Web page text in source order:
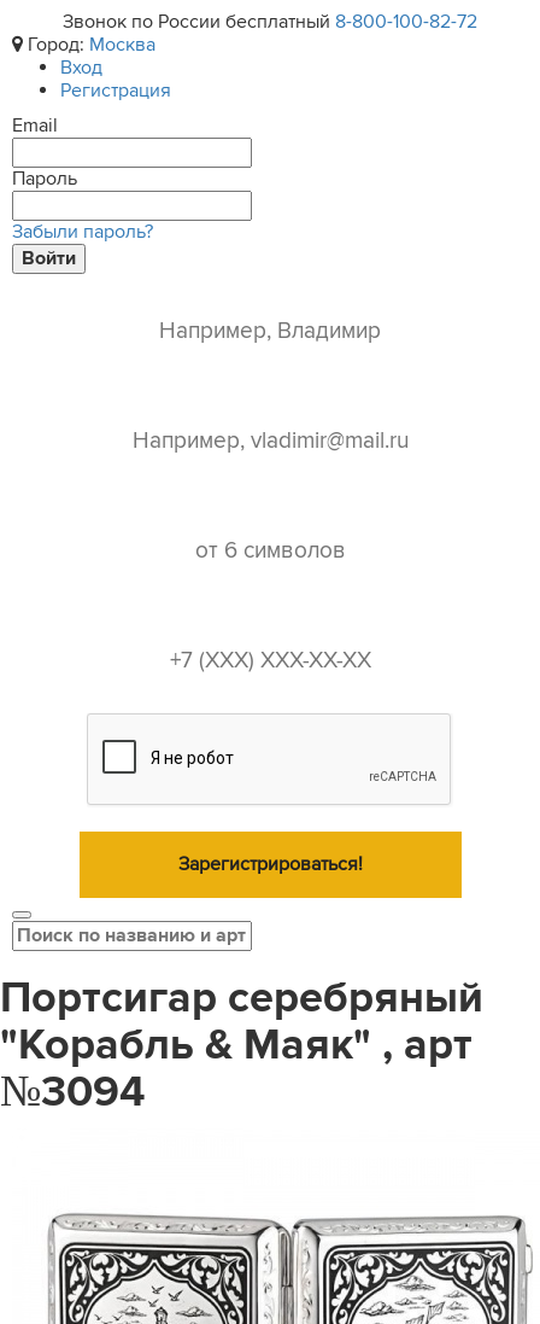
Звонок по России бесплатный 8-800-100-82-72
Город: Москва
Вход
Регистрация
Email
Пароль
Забыли пароль?
Войти
Зарегистрироваться!
Портсигар серебряный
"Корабль & Маяк" , арт
№3094